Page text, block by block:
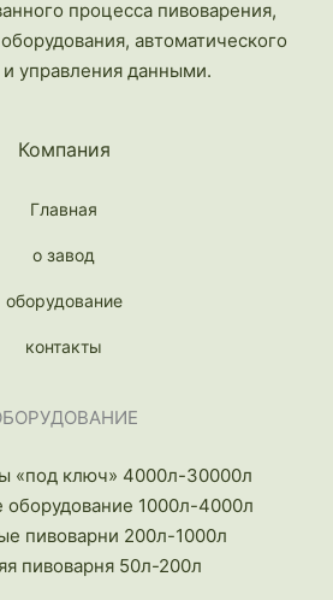
процесса пивоварения,
автоматического
и управления данными.
Компания
Главная
о завод
оборудование
контакты
«под ключ» 4000л-30000л
оборудование 1000л-4000л
пивоварни 200л-1000л
пивоварня 50л-200л